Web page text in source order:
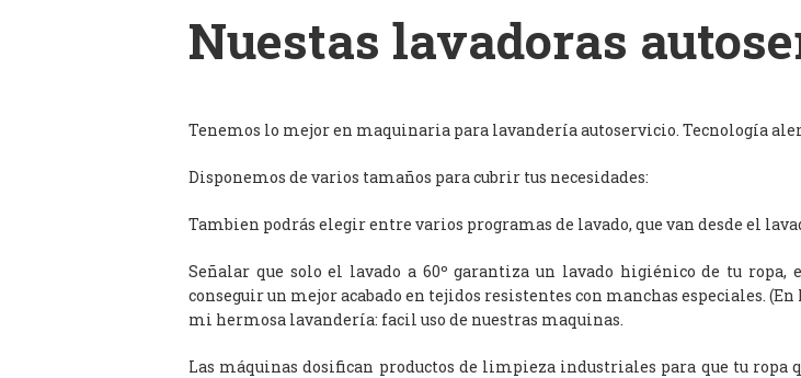
Nuestas lavadoras
Tenemos lo mejor en maquinaria para lavandería autoservicio. Tecnología
Disponemos de varios tamaños para cubrir tus necesidades:
Tambien podrás elegir entre varios programas de lavado, que van desde el
Señalar que solo el lavado a 60º garantiza un lavado higiénico de tu ropa,
conseguir un mejor acabado en tejidos resistentes con manchas especiales.
mi hermosa lavandería: facil uso de nuestras maquinas.
Las máquinas dosifican productos de limpieza industriales para que tu ropa